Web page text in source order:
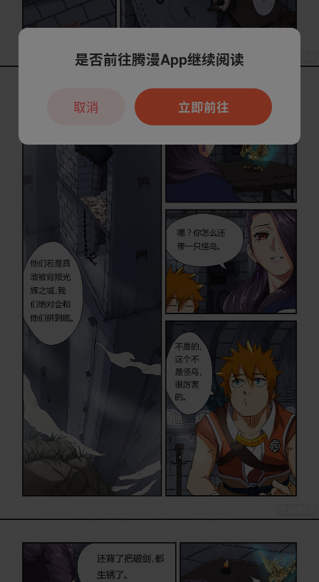
是否前往腾漫App继续阅读
立即前往
取消